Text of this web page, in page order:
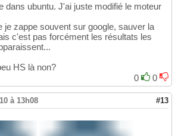
dans ubuntu. J'ai juste modifié le moteur
je zappe souvent sur google, sauver la
c'est pas forcément les résultats les
HS là non?
0
0
à 13h08 #13